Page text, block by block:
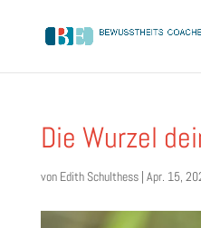
Die Wurzel
von Edith Schulthess| Apr. 15,